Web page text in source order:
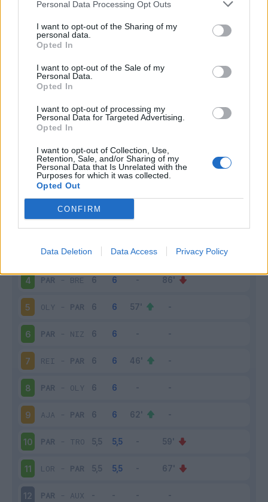
Personal Data Processing Opt Outs
I want to opt-out of the Sharing of my
personal data.
Opted In
I want to opt-out of the Sale of my
Personal Data.
Opted In
I want to opt-out of processing my
Personal Data for Targeted Advertising.
Opted In
I want to opt-out of Collection, Use,
Retention, Sale, and/or Sharing of my
Personal Data that Is Unrelated with the
Purposes for which it was collected.
Opted Out
CONFIRM
Data Deletion Data Access Privacy Policy
2 - 6%
Scarica riepilogo
stagionale
Giornata Voto FV Entrato Uscito
1 LIL-PAR
2 PAR-MON
NAN-PAR
4 PAR - BRE
5 OLY - PAR
6 PAR - NIZ
7 REI - PAR
8 PAR - OLY
9 AJA - PAR
10 PAR - TRO
11 LOR - PAR
12 PAR - AUX